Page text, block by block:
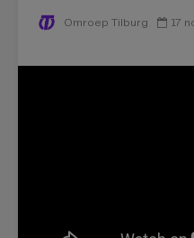
Omroep Tilburg 17